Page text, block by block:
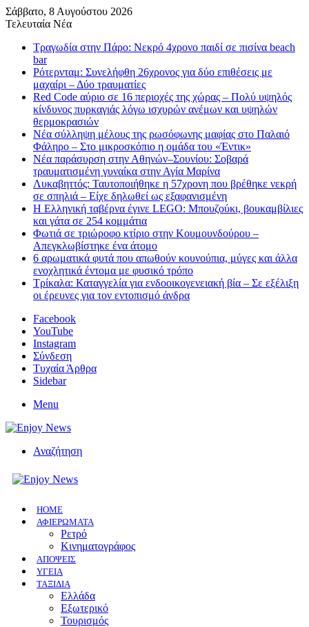
Σάββατο, 8 Αυγούστου 2026
Τελευταία Νέα
Τραγωδία στην Πάρο: Νεκρό 4χρονο παιδί σε πισίνα beach
bar
Ρότερνταμ: Συνελήφθη 26χρονος για δύο επιθέσεις με
μαχαίρι – Δύο τραυματίες
Red Code αύριο σε 16 περιοχές της χώρας – Πολύ υψηλός
κίνδυνος πυρκαγιάς λόγω ισχυρών ανέμων και υψηλών
θερμοκρασιών
Νέα σύλληψη μέλους της ρωσόφωνης μαφίας στο Παλαιό
Φάληρο – Στο μικροσκόπιο η ομάδα του «Έντικ»
Νέα παράσυρση στην Αθηνών–Σουνίου: Σοβαρά
τραυματισμένη γυναίκα στην Αγία Μαρίνα
Λυκαβηττός: Ταυτοποιήθηκε η 57χρονη που βρέθηκε νεκρή
σε σπηλιά – Είχε δηλωθεί ως εξαφανισμένη
H Ελληνική ταβέρνα έγινε LEGO: Μπουζούκι, βουκαμβίλιες
και γάτα σε 254 κομμάτια
Φωτιά σε τριώροφο κτίριο στην Κουμουνδούρου –
Απεγκλωβίστηκε ένα άτομο
6 αρωματικά φυτά που απωθούν κουνούπια, μύγες και άλλα
ενοχλητικά έντομα με φυσικό τρόπο
Τρίκαλα: Καταγγελία για ενδοοικογενειακή βία – Σε εξέλιξη
οι έρευνες για τον εντοπισμό άνδρα
Facebook
YouTube
Instagram
Σύνδεση
Τυχαία Άρθρα
Sidebar
Menu
Αναζήτηση
HOME
ΑΦΙΕΡΩΜΑΤΑ
Ρετρό
Κινηματογράφος
ΑΠΟΨΕΙΣ
ΥΓΕΙΑ
ΤΑΞΙΔΙΑ
Ελλάδα
Εξωτερικό
Τουρισμός